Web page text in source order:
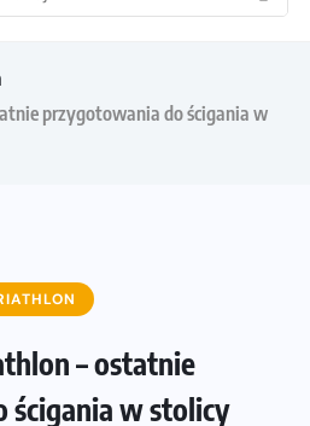
przygotowania do ścigania w
– ostatnie
ścigania w stolicy